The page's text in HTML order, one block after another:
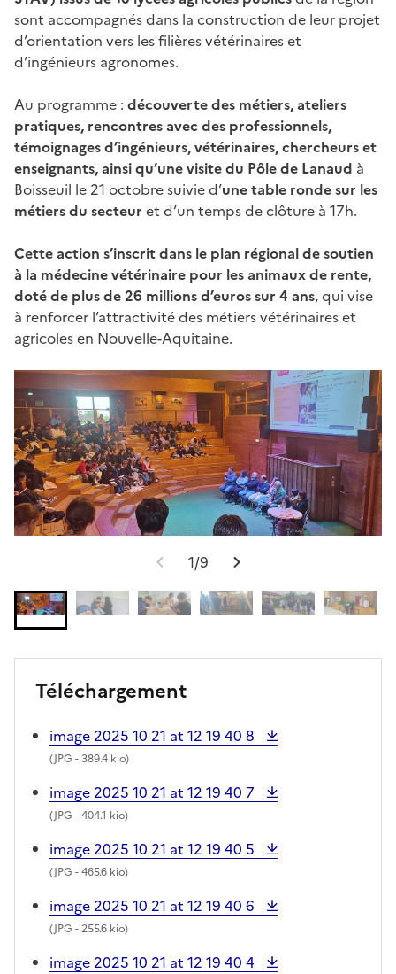
sont accompagnés dans la construction de leur projet
d’orientation vers les filières vétérinaires et
d’ingénieurs agronomes.
Au programme : découverte des métiers, ateliers
pratiques, rencontres avec des professionnels,
témoignages d’ingénieurs, vétérinaires, chercheurs et
enseignants, ainsi qu’une visite du Pôle de Lanaud à
Boisseuil le 21 octobre suivie d’une table ronde sur les
métiers du secteur et d’un temps de clôture à 17h.
Cette action s’inscrit dans le plan régional de soutien
à la médecine vétérinaire pour les animaux de rente,
doté de plus de 26 millions d’euros sur 4 ans, qui vise
à renforcer l’attractivité des métiers vétérinaires et
agricoles en Nouvelle-Aquitaine.
1/9
Téléchargement
image 2025 10 21 at 12 19 40 8
(JPG - 389.4 kio)
image 2025 10 21 at 12 19 40 7
(JPG - 404.1 kio)
image 2025 10 21 at 12 19 40 5
(JPG - 465.6 kio)
image 2025 10 21 at 12 19 40 6
(JPG - 255.6 kio)
image 2025 10 21 at 12 19 40 4